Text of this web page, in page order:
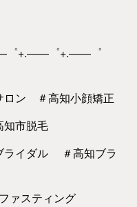
゜+.――゜+.――゜
ロン ＃高知小顔矯正
市脱毛
ライダル ＃高知ブラ
ァスティング